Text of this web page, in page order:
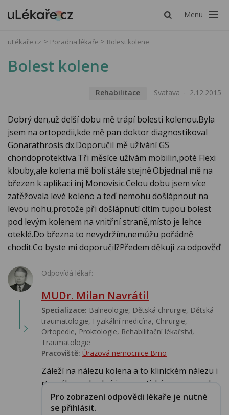
Menu
uLékaře.cz Poradna lékaře Bolest kolene
Bolest kolene
Rehabilitace Svatava 2.12.2015
Dobrý den,už delší dobu mě trápí bolesti kolenou.Byla
jsem na ortopedii,kde mě pan doktor diagnostikoval
Gonarathrosis dx.Doporučil mě užívání GS
chondoprotektiva.Tři měsíce užívám mobilin,poté Flexi
klouby,ale kolena mě bolí stále stejně.Objednal mě na
březen k aplikaci inj Monovisic.Celou dobu jsem více
zatěžovala levé koleno a teď nemohu došlápnout na
levou nohu,protože při došlápnutí cítím tupou bolest
pod levým kolenem na vnitřní straně,místo je lehce
oteklé.Do března to nevydržím,nemůžu pořádně
chodit.Co byste mi doporučil?Předem děkuji za odpověď
Odpovídá lékař:
MUDr. Milan Navrátil
Specializace: Balneologie, Dětská chirurgie, Dětská
traumatologie, Fyzikální medicína, Chirurgie,
Ortopedie, Proktologie, Rehabilitační lékařství‎,
Traumatologie
Pracoviště: Úrazová nemocnice Brno
Záleží na nálezu kolena a to klinickém nálezu i
rtg nálezu, vhodná i magnetická rezonance k...
Pro zobrazení odpovědi lékaře je nutné
se přihlásit.